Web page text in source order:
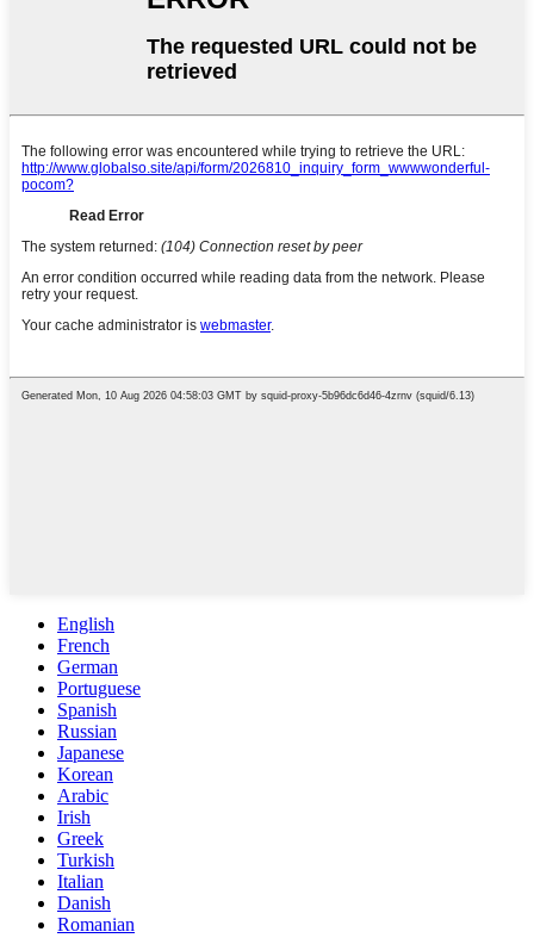
English
French
German
Portuguese
Spanish
Russian
Japanese
Korean
Arabic
Irish
Greek
Turkish
Italian
Danish
Romanian